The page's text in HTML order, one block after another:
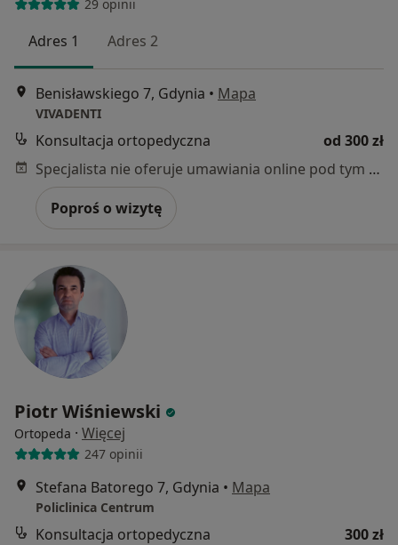
29 opinii
Adres 1 Adres 2
Benisławskiego 7, Gdynia • Mapa
VIVADENTI
Konsultacja ortopedyczna
od 300 zł
Specjalista nie oferuje umawiania online pod tym adresem.
Poproś o wizytę
Piotr Wiśniewski
Ortopeda · Więcej
247 opinii
Stefana Batorego 7, Gdynia • Mapa
Policlinica Centrum
Konsultacja ortopedyczna
300 zł